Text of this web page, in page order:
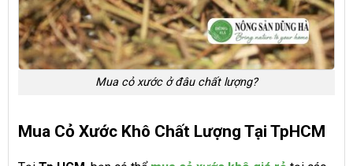
Mua cỏ xước ở đâu chất lượng?
Mua Cỏ Xước Khô Chất Lượng Tại TpHCM